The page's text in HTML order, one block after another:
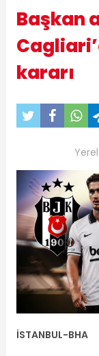
Başkan
kararı
İSTANBUL-BHA